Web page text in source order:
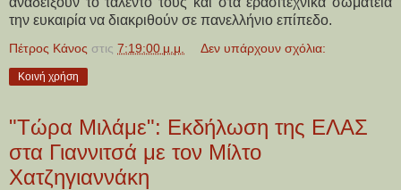
την ευκαιρία να διακριθούν σε πανελλήνιο επίπεδο.
Πέτρος Κάνος στις 7:19:00 μ.μ. Δεν υπάρχουν σχόλια:
Κοινή χρήση
"Τώρα Μιλάμε": Εκδήλωση της ΕΛΑΣ
στα Γιαννιτσά με τον Μίλτο
Χατζηγιαννάκη